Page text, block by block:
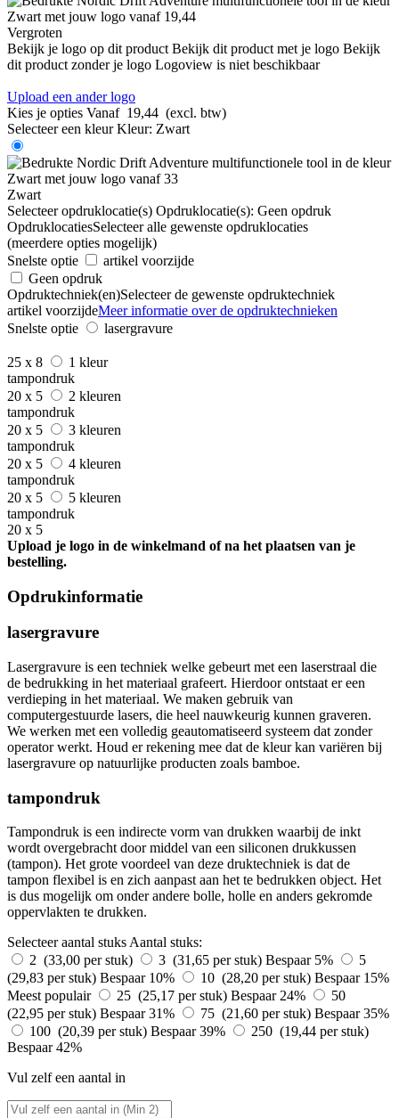
Vergroten
Bekijk je logo op dit product Bekijk dit product met je logo Bekijk
dit product zonder je logo Logoview is niet beschikbaar
Upload een ander logo
Kies je opties Vanaf 19,44 (excl. btw)
Selecteer een kleur Kleur: Zwart
Zwart
Selecteer opdruklocatie(s) Opdruklocatie(s): Geen opdruk
OpdruklocatiesSelecteer alle gewenste opdruklocaties
(meerdere opties mogelijk)
Snelste optie
artikel voorzijde
Geen opdruk
Opdruktechniek(en)Selecteer de gewenste opdruktechniek
artikel voorzijdeMeer informatie over de opdruktechnieken
Snelste optie
lasergravure
25 x 8
1 kleur
tampondruk
20 x 5
2 kleuren
tampondruk
20 x 5
3 kleuren
tampondruk
20 x 5
4 kleuren
tampondruk
20 x 5
5 kleuren
tampondruk
20 x 5
Upload je logo in de winkelmand of na het plaatsen van je
bestelling.
Opdrukinformatie
lasergravure
Lasergravure is een techniek welke gebeurt met een laserstraal die
de bedrukking in het materiaal grafeert. Hierdoor ontstaat er een
verdieping in het materiaal. We maken gebruik van
computergestuurde lasers, die heel nauwkeurig kunnen graveren.
We werken met een volledig geautomatiseerd systeem dat zonder
operator werkt. Houd er rekening mee dat de kleur kan variëren bij
lasergravure op natuurlijke producten zoals bamboe.
tampondruk
Tampondruk is een indirecte vorm van drukken waarbij de inkt
wordt overgebracht door middel van een siliconen drukkussen
(tampon). Het grote voordeel van deze druktechniek is dat de
tampon flexibel is en zich aanpast aan het te bedrukken object. Het
is dus mogelijk om onder andere bolle, holle en anders gekromde
oppervlakten te drukken.
Selecteer aantal stuksAantal stuks:
2 (33,00 per stuk)
3 (31,65 per stuk) Bespaar 5%
5
(29,83 per stuk) Bespaar 10% 10 (28,20 per stuk) Bespaar 15%
Meest populair
25 (25,17 per stuk) Bespaar 24%
50
(22,95 per stuk) Bespaar 31% 75 (21,60 per stuk) Bespaar 35%
100 (20,39 per stuk) Bespaar 39%
250 (19,44 per stuk)
Bespaar 42%
Vul zelf een aantal in